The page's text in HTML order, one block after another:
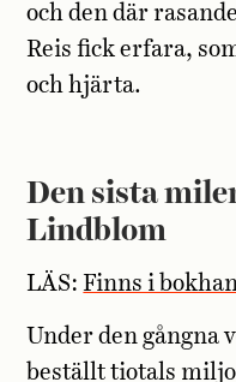
och den där
Reis fick erfara,
och hjärta.
Den sista
Lindblom
LÄS:Finns i
Under den gångna
beställt tiotals